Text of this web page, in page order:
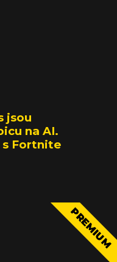
jsou
na AI.
s Fortnite
PREMIUM